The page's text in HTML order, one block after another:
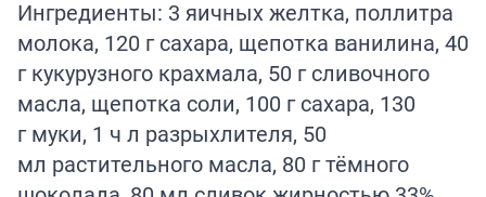
Ингредиенты: 3 яичных желтка, поллитра
молока, 120 г сахара, щепотка ванилина, 40
г кукурузного крахмала, 50 г сливочного
масла, щепотка соли, 100 г сахара, 130
г муки, 1 ч л разрыхлителя, 50
мл растительного масла, 80 г тёмного